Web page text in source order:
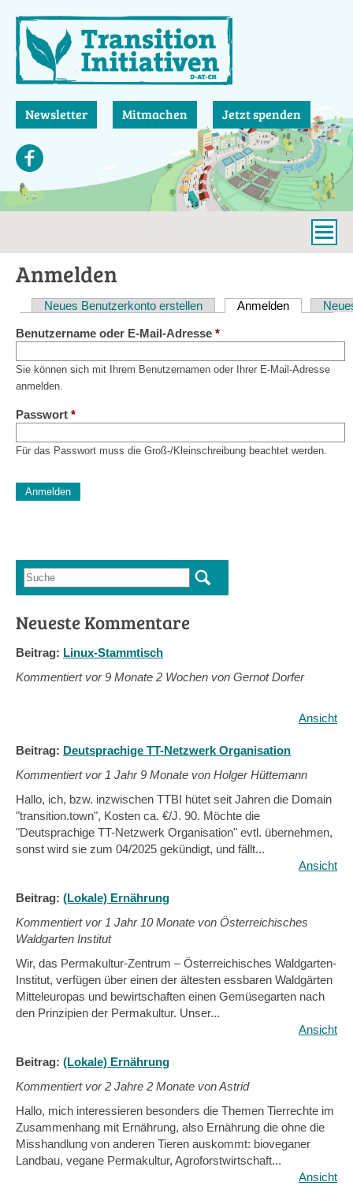
zum
Inhalt
Newsletter Mitmachen Jetzt spenden
Anmelden
Haupt-
Reiter
Neues Benutzerkonto erstellen Anmelden(aktiver
Benutzername oder E-Mail-Adresse *
Sie können sich mit Ihrem Benutzernamen oder Ihrer E-Mail-Adresse
anmelden.
Passwort *
Für das Passwort muss die Groß-/Kleinschreibung beachtet werden.
Diese Sicherheitsfrage überprüft, ob Sie ein menschlicher
Suchformular
Suche
Neueste Kommentare
Beitrag: Linux-Stammtisch
Kommentiert vor9 Monate 2 Wochen von Gernot Dorfer
Ansicht
Beitrag: Deutsprachige TT-Netzwerk Organisation
Kommentiert vor 1 Jahr 9 Monate von Holger Hüttemann
Hallo, ich, bzw. inzwischen TTBI hütet seit Jahren die Domain
"transition.town", Kosten ca. €/J. 90. Möchte die
"Deutsprachige TT-Netzwerk Organisation" evtl. übernehmen,
sonst wird sie zum 04/2025 gekündigt, und fällt...
Ansicht
Beitrag: (Lokale) Ernährung
Kommentiert vor 1 Jahr 10 Monate von Österreichisches
Waldgarten Institut
Wir, das Permakultur-Zentrum – Österreichisches Waldgarten-
Institut, verfügen über einen der ältesten essbaren Waldgärten
Mitteleuropas und bewirtschaften einen Gemüsegarten nach
den Prinzipien der Permakultur. Unser...
Ansicht
Beitrag: (Lokale) Ernährung
Kommentiert vor2 Jahre 2 Monate von Astrid
Hallo, mich interessieren besonders die Themen Tierrechte im
Zusammenhang mit Ernährung, also Ernährung die ohne die
Misshandlung von anderen Tieren auskommt: bioveganer
Landbau, vegane Permakultur, Agroforstwirtschaft...
Ansicht